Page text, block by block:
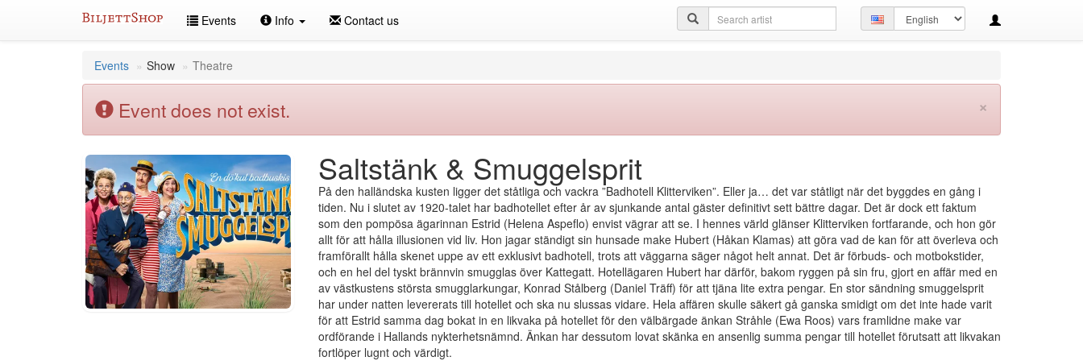
Events Info Contact us
Set
language
Search
query
Events Show Theatre
×
Event does not exist.
Saltstänk & Smuggelsprit
På den halländska kusten ligger det ståtliga och vackra ”Badhotell Klitterviken”. Eller ja… det var ståtligt när det byggdes en gång i
tiden. Nu i slutet av 1920-talet har badhotellet efter år av sjunkande antal gäster definitivt sett bättre dagar. Det är dock ett faktum
som den pompösa ägarinnan Estrid (Helena Aspeflo) envist vägrar att se. I hennes värld glänser Klitterviken fortfarande, och hon gör
allt för att hålla illusionen vid liv. Hon jagar ständigt sin hunsade make Hubert (Håkan Klamas) att göra vad de kan för att överleva och
framförallt hålla skenet uppe av ett exklusivt badhotell, trots att väggarna säger något helt annat. Det är förbuds- och motbokstider,
och en hel del tyskt brännvin smugglas över Kattegatt. Hotellägaren Hubert har därför, bakom ryggen på sin fru, gjort en affär med en
av västkustens största smugglarkungar, Konrad Stålberg (Daniel Träff) för att tjäna lite extra pengar. En stor sändning smuggelsprit
har under natten levererats till hotellet och ska nu slussas vidare. Hela affären skulle säkert gå ganska smidigt om det inte hade varit
för att Estrid samma dag bokat in en likvaka på hotellet för den välbärgade änkan Stråhle (Ewa Roos) vars framlidne make var
ordförande i Hallands nykterhetsnämnd. Änkan har dessutom lovat skänka en ansenlig summa pengar till hotellet förutsatt att likvakan
fortlöper lugnt och värdigt.